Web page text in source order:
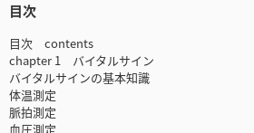
目次
目次 contents
chapter 1 バイタルサイン
バイタルサインの基本知識
体温測定
脈拍測定
血圧測定